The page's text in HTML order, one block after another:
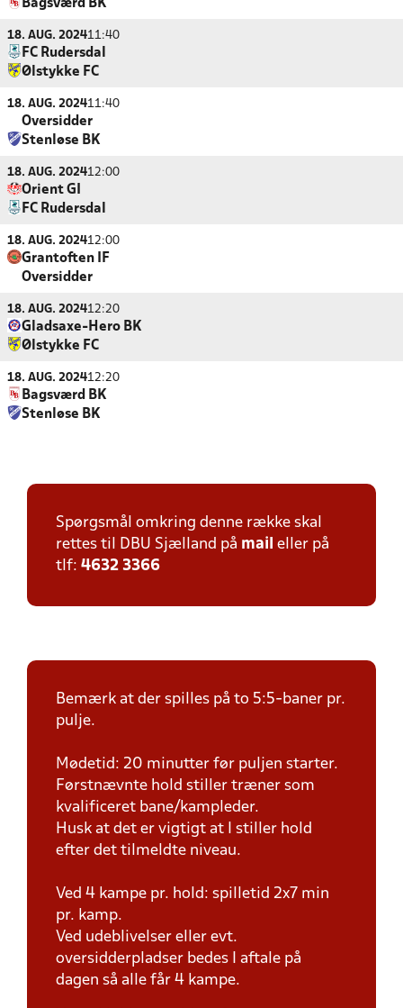
Bagsværd BK
18. AUG. 202411:40
FC Rudersdal
Ølstykke FC
18. AUG. 202411:40
Oversidder
Stenløse BK
18. AUG. 202412:00
Orient GI
FC Rudersdal
18. AUG. 202412:00
Grantoften IF
Oversidder
18. AUG. 202412:20
Gladsaxe-Hero BK
Ølstykke FC
18. AUG. 202412:20
Bagsværd BK
Stenløse BK
Spørgsmål omkring denne række skal
rettes til DBU Sjælland på mail eller på
tlf: 4632 3366
Bemærk at der spilles på to 5:5-baner pr.
pulje.
Mødetid: 20 minutter før puljen starter.
Førstnævnte hold stiller træner som
kvalificeret bane/kampleder.
Husk at det er vigtigt at I stiller hold
efter det tilmeldte niveau.
Ved 4 kampe pr. hold: spilletid 2x7 min
pr. kamp.
Ved udeblivelser eller evt.
oversidderpladser bedes I aftale på
dagen så alle får 4 kampe.